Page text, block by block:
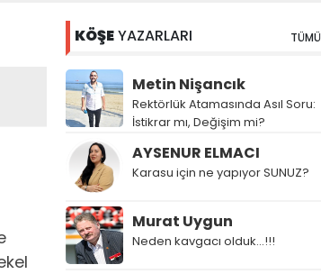
KÖŞEYAZARLARI TÜMÜ
Metin Nişancık
Rektörlük Atamasında Asıl Soru:
İstikrar mı, Değişim mi?
AYSENUR ELMACI
Karasu için ne yapıyor SUNUZ?
Murat Uygun
Neden kavgacı olduk…!!!